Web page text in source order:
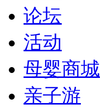
论坛
活动
母婴商城
亲子游